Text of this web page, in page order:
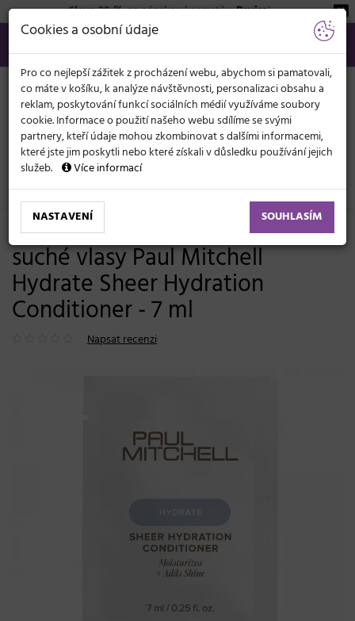
Sleva 20 %na pánskou kosmetikuBeviro!
566 440 099
info@svetkadernictvi.cz
Po−pá: 8−17
Vše o nákupu Kč
KATEGORIE
MENU
Vlasová kosmetika Masky a péče Suché vlasy
Hydratační kondicionér pro
suché vlasy Paul Mitchell
Hydrate Sheer Hydration
Conditioner - 7 ml
Napsat recenzi
Cookies a osobní údaje
Pro co nejlepší zážitek z procházení webu, abychom si pamatovali,
co máte v košíku, k analýze návštěvnosti, personalizaci obsahu a
reklam, poskytování funkcí sociálních médií využíváme soubory
cookie. Informace o použití našeho webu sdílíme se svými
partnery, kteří údaje mohou zkombinovat s dalšími informacemi,
které jste jim poskytli nebo které získali v důsledku používání jejich
služeb.
Více informací
NASTAVENÍ SOUHLASÍM